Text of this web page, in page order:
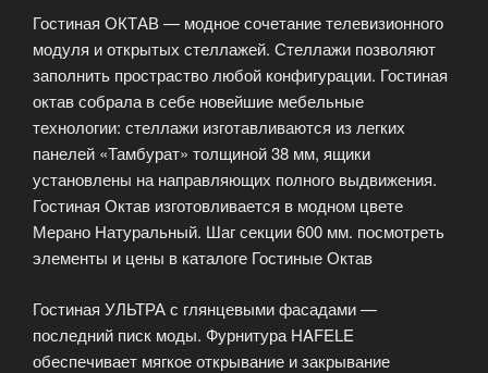
Гостиная ОКТАВ — модное сочетание телевизионного
модуля и открытых стеллажей. Стеллажи позволяют
заполнить простраство любой конфигурации. Гостиная
октав собрала в себе новейшие мебельные
технологии: стеллажи изготавливаются из легких
панелей «Тамбурат» толщиной 38 мм, ящики
установлены на направляющих полного выдвижения.
Гостиная Октав изготовливается в модном цвете
Мерано Натуральный. Шаг секции 600 мм. посмотреть
элементы и цены в каталоге Гостиные Октав
Гостиная УЛЬТРА с глянцевыми фасадами —
последний писк моды. Фурнитура HAFELE
обеспечивает мягкое открывание и закрывание